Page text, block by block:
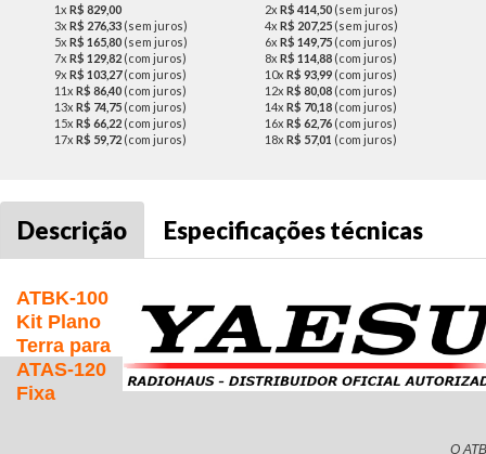
1x R$ 829,00 2x R$ 414,50 (sem juros)
3x R$ 276,33 (sem juros) 4x R$ 207,25 (sem juros)
5x R$ 165,80 (sem juros) 6x R$ 149,75 (com juros)
7x R$ 129,82 (com juros) 8x R$ 114,88 (com juros)
9x R$ 103,27(com juros) 10x R$ 93,99 (com juros)
11x R$ 86,40 (com juros) 12x R$ 80,08 (com juros)
13x R$ 74,75 (com juros) 14x R$ 70,18 (com juros)
15x R$ 66,22 (com juros) 16x R$ 62,76 (com juros)
17x R$ 59,72 (com juros) 18x R$ 57,01 (com juros)
Descrição Especificações técnicas
ATBK-100
Kit Plano
Terra para
ATAS-120
Fixa
O